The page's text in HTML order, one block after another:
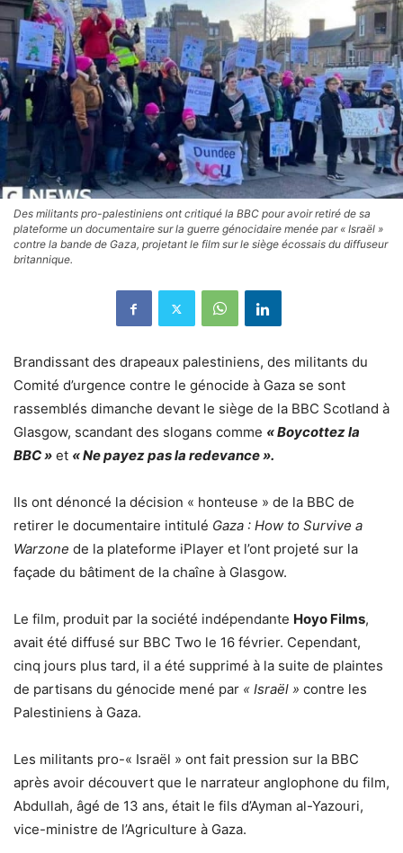
Des militants pro-palestiniens ont critiqué la BBC pour avoir retiré de sa
plateforme un documentaire sur la guerre génocidaire menée par « Israël »
contre la bande de Gaza, projetant le film sur le siège écossais du diffuseur
britannique.
Brandissant des drapeaux palestiniens, des militants du
Comité d’urgence contre le génocide à Gaza se sont
rassemblés dimanche devant le siège de la BBC Scotland à
Glasgow, scandant des slogans comme « Boycottez la
BBC » et « Ne payez pas la redevance ».
Ils ont dénoncé la décision « honteuse » de la BBC de
retirer le documentaire intitulé Gaza : How to Survive a
Warzone de la plateforme iPlayer et l’ont projeté sur la
façade du bâtiment de la chaîne à Glasgow.
Le film, produit par la société indépendante Hoyo Films,
avait été diffusé sur BBC Two le 16 février. Cependant,
cinq jours plus tard, il a été supprimé à la suite de plaintes
de partisans du génocide mené par « Israël » contre les
Palestiniens à Gaza.
Les militants pro-« Israël » ont fait pression sur la BBC
après avoir découvert que le narrateur anglophone du film,
Abdullah, âgé de 13 ans, était le fils d’Ayman al-Yazouri,
vice-ministre de l’Agriculture à Gaza.